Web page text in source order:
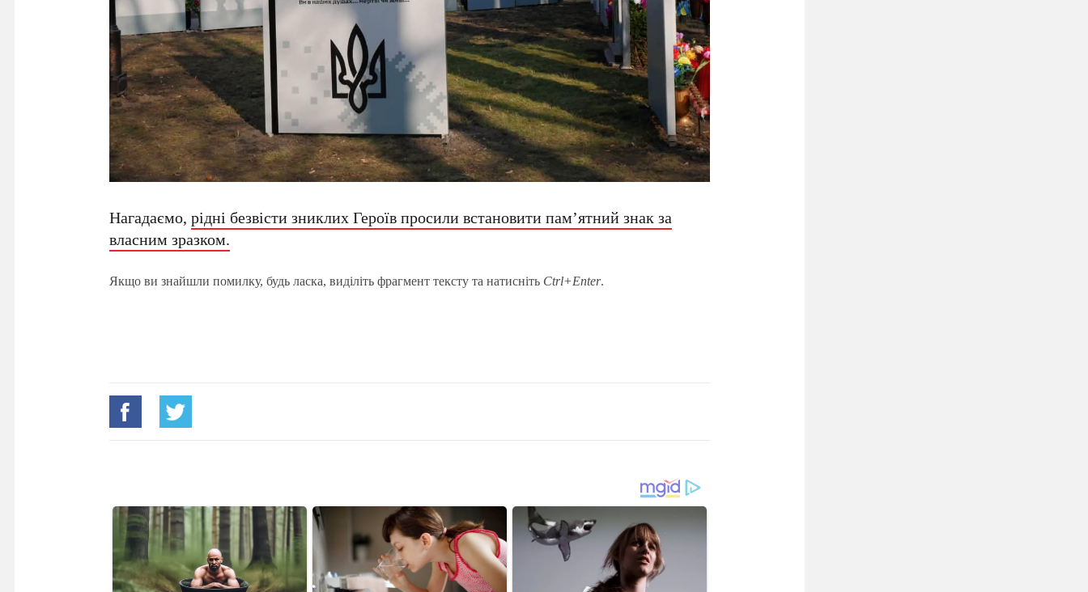
Нагадаємо,рідні безвісти зниклих Героїв просили встановити пам’ятний знак за
власним зразком.
Якщо ви знайшли помилку, будь ласка, виділіть фрагмент тексту та натисніть Ctrl+Enter.